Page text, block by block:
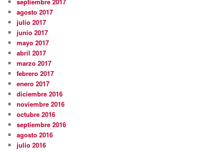
agosto 2017
julio 2017
junio 2017
mayo 2017
abril 2017
marzo 2017
febrero 2017
enero 2017
diciembre 2016
noviembre 2016
octubre 2016
septiembre 2016
agosto 2016
julio 2016